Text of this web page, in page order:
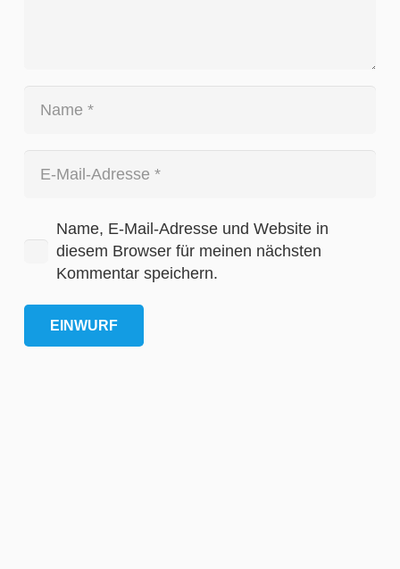
Name, E-Mail-Adresse und Website in
diesem Browser für meinen nächsten
Kommentar speichern.
EINWURF